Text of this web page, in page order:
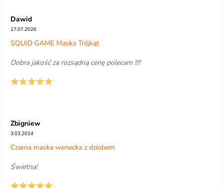
Dawid
17.07.2026
SQUID GAME Maska Trójkąt
Dobra jakość za rozsądną cenę polecam !!!!
Zbigniew
3.03.2024
Czarna maska wenecka z dziobem
Świetna!